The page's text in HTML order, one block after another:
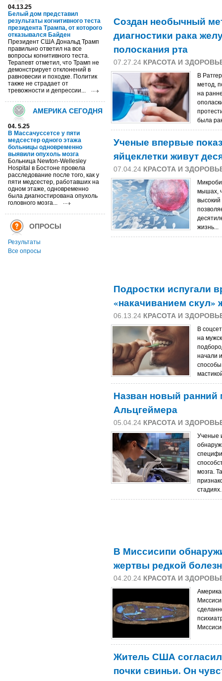
04.13.25
Белый дом представил
результаты когнитивного теста
президента Трампа, от которого
отказывался Байден
Президент США Дональд Трамп
правильно ответил на все
вопросы когнитивного теста.
Терапевт отметил, что Трамп не
демонстрирует отклонений в
равновесии и походке. Политик
также не страдает от
тревожности и депрессии...
АМЕРИКА СЕГОДНЯ
04. 5.25
В Массачуссетсе у пяти
медсестер одного этажа
больницы одновременно
выявили опухоль мозга
Больница Newton-Wellesley
Hospital в Бостоне провела
расследование после того, как у
пяти медсестер, работавших на
одном этаже, одновременно
была диагностирована опухоль
головного мозга...
ОПРОСЫ
Результаты
Все опросы
Создан необычный
диагностики рака
полоскания рта
07.27.24 КРАСОТА И
В
метод,
на
была
Ученые впервые
яйцеклетки живут
07.04.24 КРАСОТА И
мышах,
жизнь...
Подростки испугали
«накачиванием скул»
06.13.24 КРАСОТА И
В
на
начали
Назван новый ранний
Альцгеймера
05.04.24 КРАСОТА И
Ученые
мозга.
В Миссисипи
жертвы редкой
04.20.24 КРАСОТА И
Житель США
почки свиньи. Он